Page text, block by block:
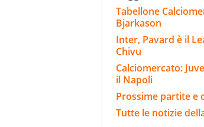
Tabellone
Bjarkason
Inter, Pavard è il
Chivu
Calciomercato:
il Napoli
Prossime partite e
Tutte le notizie